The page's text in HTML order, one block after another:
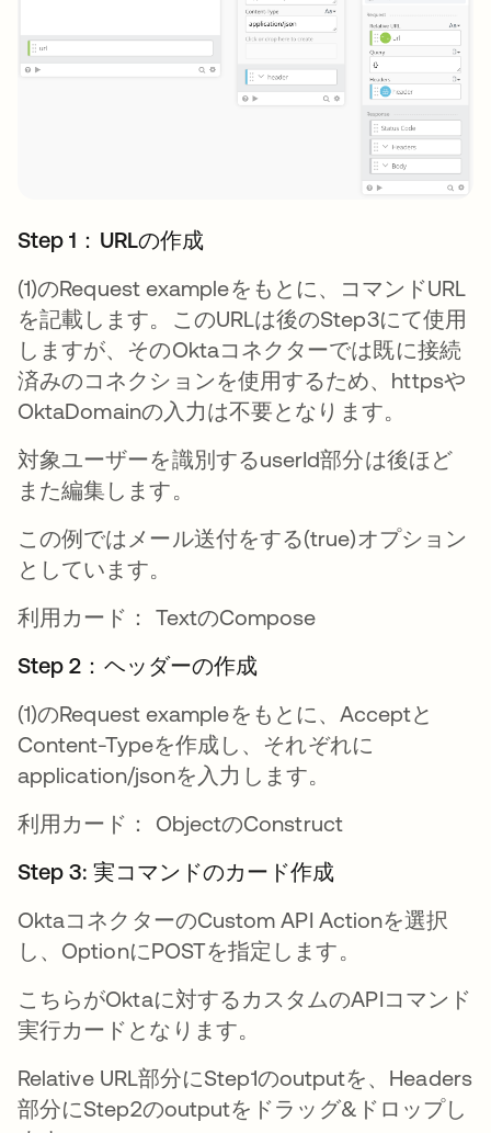
Step 1：URLの作成
(1)のRequest exampleをもとに、コマンドURL
を記載します。このURLは後のStep3にて使用
しますが、そのOktaコネクターでは既に接続
済みのコネクションを使用するため、httpsや
OktaDomainの入力は不要となります。
対象ユーザーを識別するuserId部分は後ほど
また編集します。
この例ではメール送付をする(true)オプション
としています。
利用カード： TextのCompose
Step 2：ヘッダーの作成
(1)のRequest exampleをもとに、Acceptと
Content-Typeを作成し、それぞれに
application/jsonを入力します。
利用カード： ObjectのConstruct
Step 3: 実コマンドのカード作成
OktaコネクターのCustom API Actionを選択
し、OptionにPOSTを指定します。
こちらがOktaに対するカスタムのAPIコマンド
実行カードとなります。
Relative URL部分にStep1のoutputを、Headers
部分にStep2のoutputをドラッグ&ドロップし